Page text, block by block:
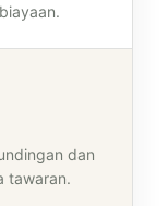
dan
tawaran.